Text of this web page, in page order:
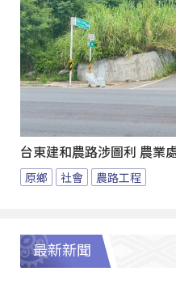
台東建和農路涉圖利 農業
原鄉 社會 農路工程
最新新聞